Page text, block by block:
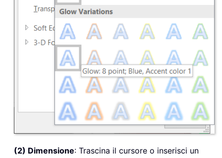
(2) Dimensione: Trascina il cursore o inserisci un